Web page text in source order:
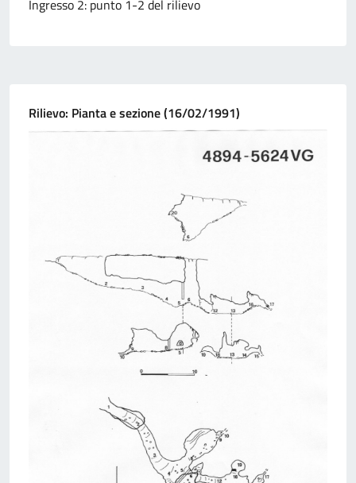
Ingresso 2: punto 1-2 del rilievo
Rilievo: Pianta e sezione (16/02/1991)